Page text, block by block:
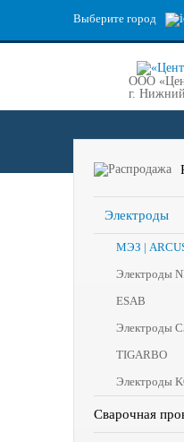
Выберите город
ООО
г.
Электроды
МЭЗ |
Электроды
ESAB
Электроды
TIGARBO
Электроды
Сварочная